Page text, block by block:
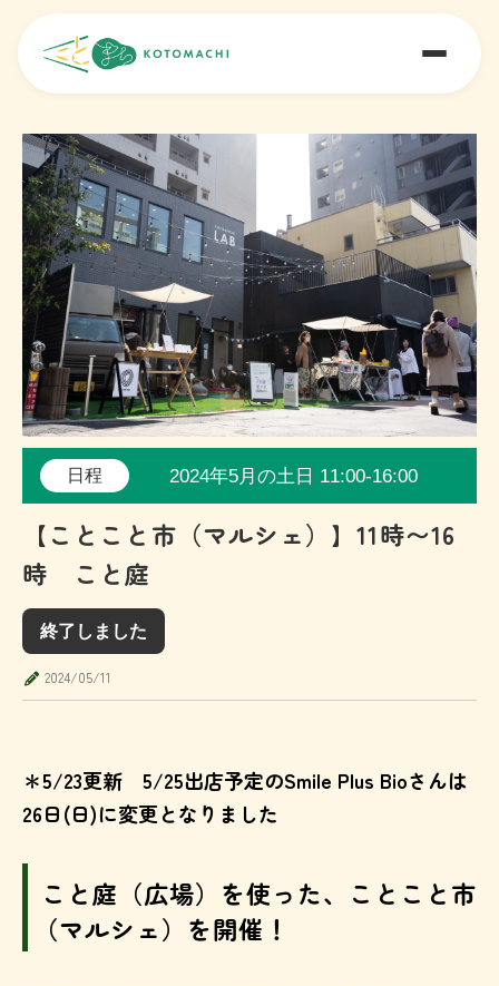
日程 2024年5月の土日 11:00-16:00
【ことこと市（マルシェ）】11時〜16
時 こと庭
終了しました
2024/05/11
＊5/23更新 5/25出店予定のSmile Plus Bioさんは
26日(日)に変更となりました
こと庭（広場）を使った、ことこと市
（マルシェ）を開催！